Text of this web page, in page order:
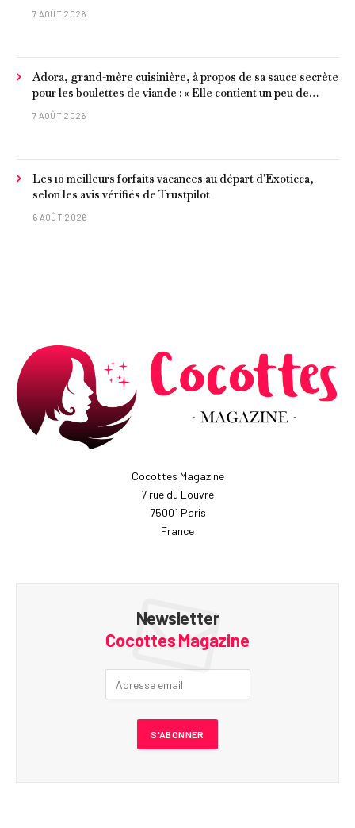
7 AOÛT 2026
Adora, grand-mère cuisinière, à propos de sa sauce secrète
pour les boulettes de viande : « Elle contient un peu de
curcuma, du poivre, une poignée d'amandes et des tomates
7 AOÛT 2026
Les 10 meilleurs forfaits vacances au départ d'Exoticca,
selon les avis vérifiés de Trustpilot
6 AOÛT 2026
Cocottes Magazine
7 rue du Louvre
75001 Paris
France
Newsletter
Cocottes Magazine